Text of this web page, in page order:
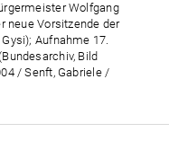
Wolfgang
neue Vorsitzende der
Aufnahme 17.
Bild
/ Senft, Gabriele /